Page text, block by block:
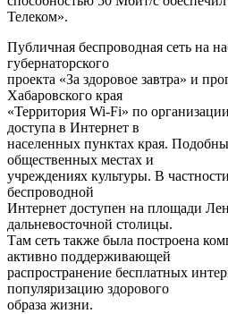
Телеком».
Публичная беспроводная сеть на
губернаторского
проекта «За здоровое завтра» и
Хабаровского края
«Территория Wi-Fi» по
доступа в Интернет в
населенных пунктах края.
общественных местах и
учреждениях культуры. В
беспроводной
Интернет доступен на площади
дальневосточной столицы.
Там сеть также была построена
активно поддерживающей
распространение бесплатных
популяризацию здорового
образа жизни.